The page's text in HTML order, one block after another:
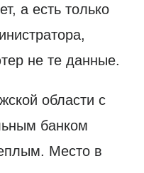
а есть только
не те данные.
области с
банком
Место в